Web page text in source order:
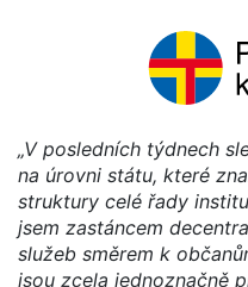
„V posledních týdnech
na úrovni státu, které
struktury celé řady
jsem zastáncem
služeb směrem k
jsou zcela jednoznačně